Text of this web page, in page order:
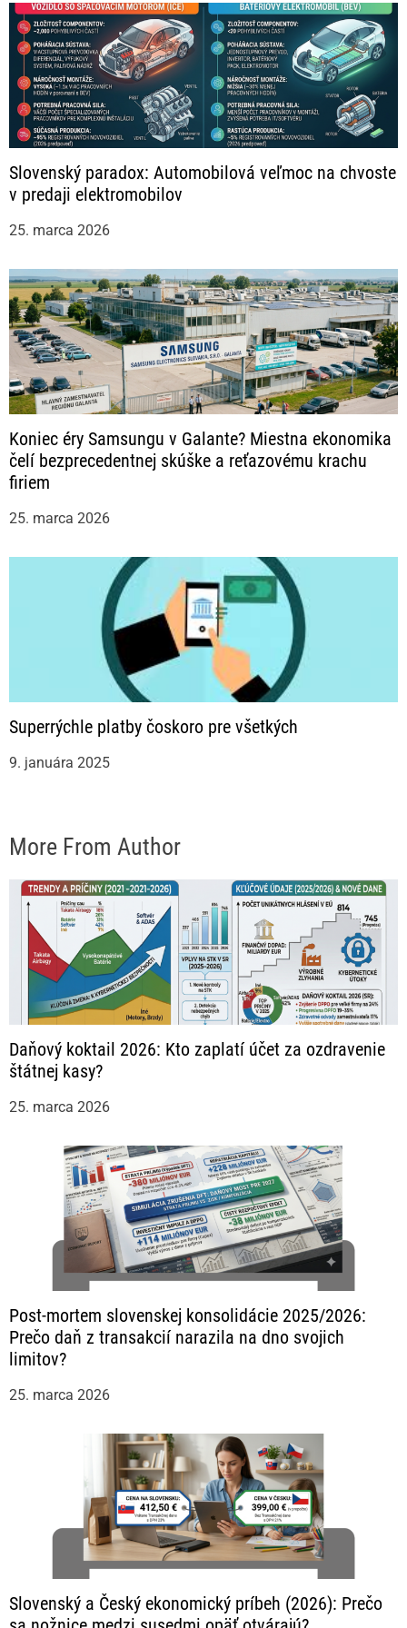
Slovenský paradox: Automobilová veľmoc na chvoste
v predaji elektromobilov
25. marca 2026
Koniec éry Samsungu v Galante? Miestna ekonomika
čelí bezprecedentnej skúške a reťazovému krachu
firiem
25. marca 2026
Superrýchle platby čoskoro pre všetkých
9. januára 2025
More From Author
Daňový koktail 2026: Kto zaplatí účet za ozdravenie
štátnej kasy?
25. marca 2026
Post-mortem slovenskej konsolidácie 2025/2026:
Prečo daň z transakcií narazila na dno svojich
limitov?
25. marca 2026
Slovenský a Český ekonomický príbeh (2026): Prečo